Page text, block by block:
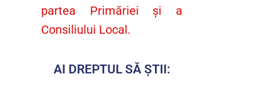
partea Primăriei și a
Consiliului Local.
AI DREPTUL SĂ ȘTII: